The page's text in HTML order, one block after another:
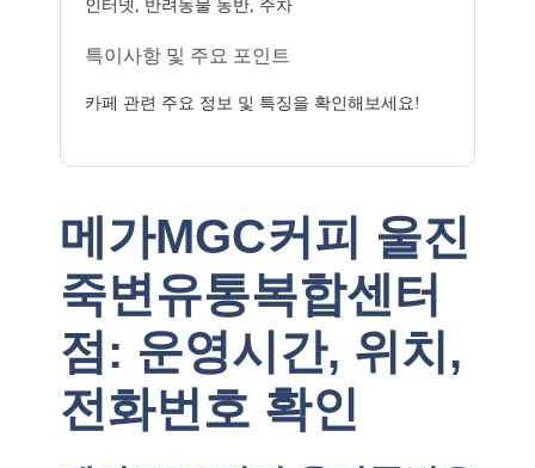
인터넷, 반려동물 동반, 주차
특이사항 및 주요 포인트
카페 관련 주요 정보 및 특징을 확인해보세요!
메가MGC커피 울진
죽변유통복합센터
점: 운영시간, 위치,
전화번호 확인